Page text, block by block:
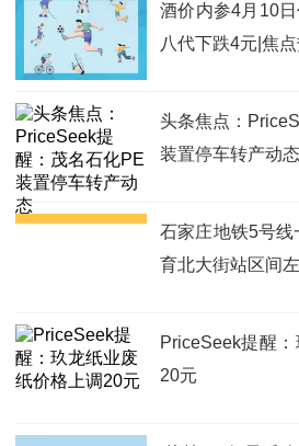
酒价内参4月10
八代下跌4元|焦
头条焦点：
装置停车转产动态
石家庄地铁5号
育北大街站区间
PriceSeek提醒
20元